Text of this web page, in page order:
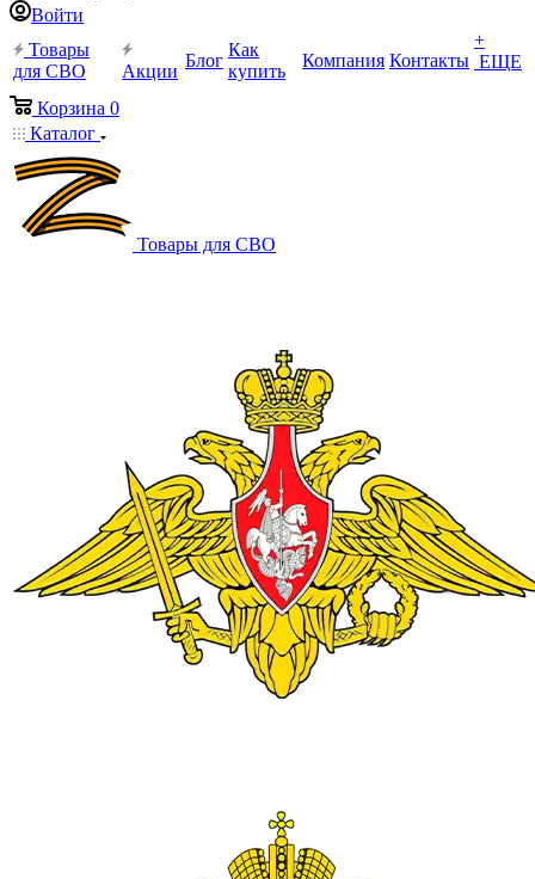
Войти
Товары
для СВО
Акции
Блог
Как
купить
Компания Контакты
+
ЕЩЕ
Корзина 0
Каталог
Товары для СВО